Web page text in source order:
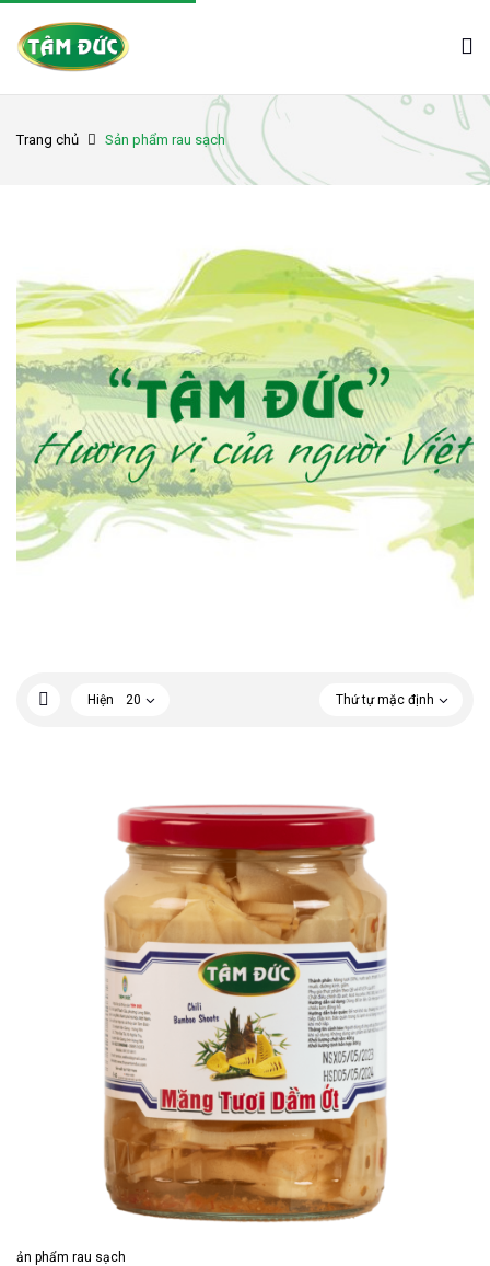
Trang chủ Sản phẩm rau sạch
Thứ tự mặc định
Hiện 20
Sản phẩm rau sạch